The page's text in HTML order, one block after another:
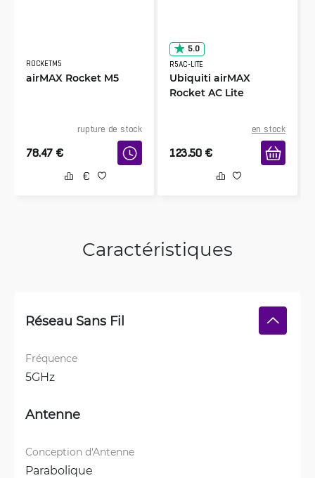
ROCKETM5
airMAX Rocket M5
rupture de stock
78.47 €
5.0
R5AC-LITE
Ubiquiti airMAX
Rocket AC Lite
en stock
123.50 €
Caractéristiques
Réseau Sans Fil
Fréquence
5GHz
Antenne
Conception d'Antenne
Parabolique